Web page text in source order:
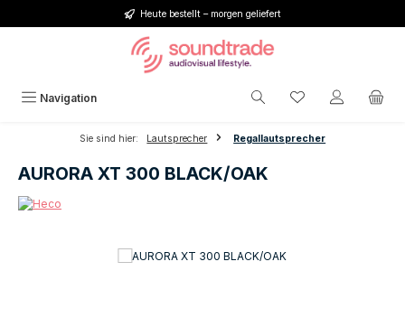
Zum Hauptinhalt springenHeute bestellt – morgen geliefert
Navigation Du hast 0
Sie sind hier: Lautsprecher Regallautsprecher
AURORA XT 300 BLACK/OAK
Bildergalerie überspringen